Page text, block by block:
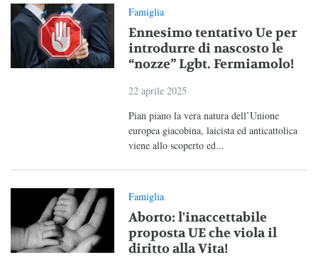
Famiglia
Ennesimo tentativo Ue per
introdurre di nascosto le
“nozze” Lgbt. Fermiamolo!
22 aprile 2025
Pian piano la vera natura dell’Unione
europea giacobina, laicista ed anticattolica
viene allo scoperto ed...
Famiglia
Aborto: l'inaccettabile
proposta UE che viola il
diritto alla Vita!